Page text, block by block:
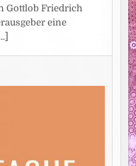
Gottlob Friedrich
eine
[...]